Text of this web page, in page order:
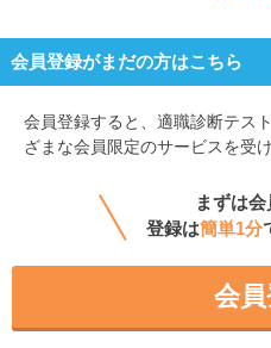
会員登録がまだの方はこちら
会員登録すると、 適職診断テス
ざまな会員限定のサービスを受
まずは会
登録は簡単1分
会